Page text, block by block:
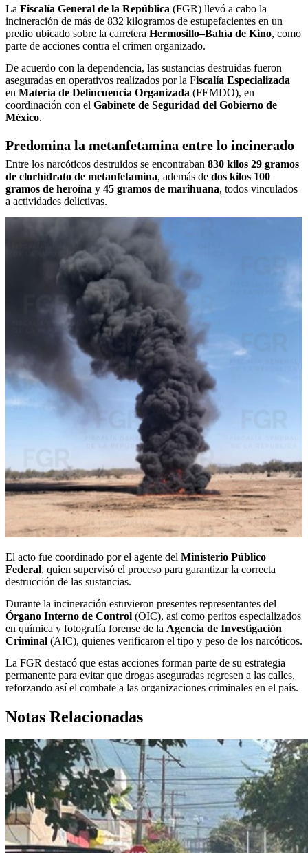
La Fiscalía General de la República (FGR) llevó a cabo la
incineración de más de 832 kilogramos de estupefacientes en un
predio ubicado sobre la carretera Hermosillo–Bahía de Kino, como
parte de acciones contra el crimen organizado.
De acuerdo con la dependencia, las sustancias destruidas fueron
aseguradas en operativos realizados por la Fiscalía Especializada
en Materia de Delincuencia Organizada (FEMDO), en
coordinación con el Gabinete de Seguridad del Gobierno de
México.
Predomina la metanfetamina entre lo incinerado
Entre los narcóticos destruidos se encontraban 830 kilos 29 gramos
de clorhidrato de metanfetamina, además de dos kilos 100
gramos de heroína y 45 gramos de marihuana, todos vinculados
a actividades delictivas.
El acto fue coordinado por el agente del Ministerio Público
Federal, quien supervisó el proceso para garantizar la correcta
destrucción de las sustancias.
Durante la incineración estuvieron presentes representantes del
Órgano Interno de Control (OIC), así como peritos especializados
en química y fotografía forense de la Agencia de Investigación
Criminal (AIC), quienes verificaron el tipo y peso de los narcóticos.
La FGR destacó que estas acciones forman parte de su estrategia
permanente para evitar que drogas aseguradas regresen a las calles,
reforzando así el combate a las organizaciones criminales en el país.
Notas Relacionadas